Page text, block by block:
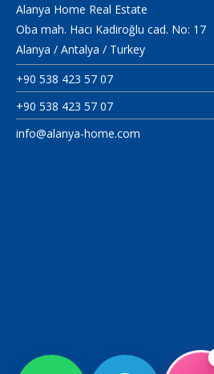
Alanya Home Real Estate
Oba mah. Hacı Kadiroğlu cad. No: 17
Alanya / Antalya / Turkey
+90 538 423 57 07
+90 538 423 57 07
info@alanya-home.com